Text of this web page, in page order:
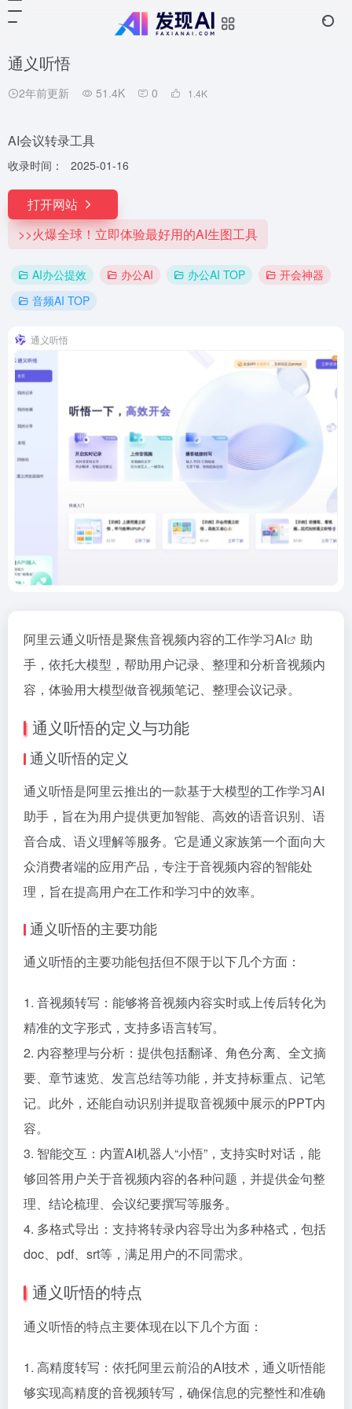
通义听悟
2年前更新 51.4K 0 1.4K
AI会议转录工具
收录时间： 2025-01-16
打开网站
>>火爆全球！立即体验最好用的AI生图工具
AI办公提效 办公AI 办公AI TOP
开会神器
音频AI TOP
通义听悟
阿里云通义听悟是聚焦音视频内容的工作学习AI
助
手，依托大模型，帮助用户记录、整理和分析音视频内
容，体验用大模型做音视频笔记、整理会议记录。
通义听悟的定义与功能
通义听悟的定义
通义听悟是阿里云推出的一款基于大模型的工作学习AI
助手，旨在为用户提供更加智能、高效的语音识别、语
音合成、语义理解等服务。它是通义家族第一个面向大
众消费者端的应用产品，专注于音视频内容的智能处
理，旨在提高用户在工作和学习中的效率。
通义听悟的主要功能
通义听悟的主要功能包括但不限于以下几个方面：
1. 音视频转写：能够将音视频内容实时或上传后转化为
精准的文字形式，支持多语言转写。
2. 内容整理与分析：提供包括翻译、角色分离、全文摘
要、章节速览、发言总结等功能，并支持标重点、记笔
记。此外，还能自动识别并提取音视频中展示的PPT内
容。
3. 智能交互：内置AI机器人“小悟”，支持实时对话，能
够回答用户关于音视频内容的各种问题，并提供金句整
理、结论梳理、会议纪要撰写等服务。
4. 多格式导出：支持将转录内容导出为多种格式，包括
doc、pdf、srt等，满足用户的不同需求。
通义听悟的特点
通义听悟的特点主要体现在以下几个方面：
1. 高精度转写：依托阿里云前沿的AI技术，通义听悟能
够实现高精度的音视频转写，确保信息的完整性和准确